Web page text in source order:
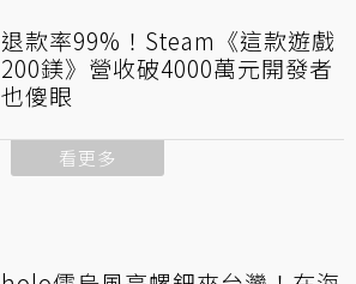
退款率99%！Steam《這款遊戲
200鎂》營收破4000萬元開發者
也傻眼
看更多